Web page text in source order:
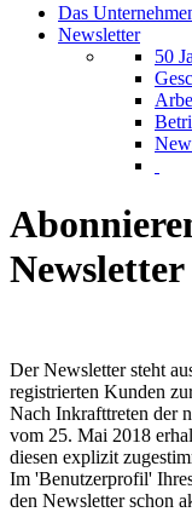
Das
Newsletter
50
Newsletter
Der Newsletter steht
registrierten Kunden
Nach Inkrafttreten der
vom 25. Mai 2018
diesen explizit
Im 'Benutzerprofil'
den Newsletter schon